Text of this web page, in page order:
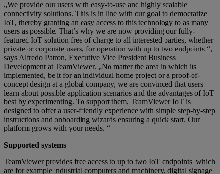
„We provide our users with easy-to-use and highly scalable
connectivity solutions. This is in line with our goal to democratize
IoT, thereby granting an easy access to this technology to as many
users as possible. That’s why we are now providing our fully-
featured IoT solution free of charge to all interested parties, whether
private or corporate users, for operation with up to two endpoints “,
says Alfredo Patron, Executive Vice President Business
Development at TeamViewer. „No matter the area in which its
implemented, be it for an individual home project or a proof-of-
concept design at a global company, we are convinced that users
learn about possible application scenarios and the advantages of IoT
best by experimenting. To support them, TeamViewer IoT is
designed to offer a user-friendly experience with simple step-by-step
instructions and onboarding wizards ensuring a quick start. Our
platform grows with your needs. “
Supported systems
TeamViewer provides free access to up to two IoT endpoints, which
are for example industrial computers and machinery, digital signage